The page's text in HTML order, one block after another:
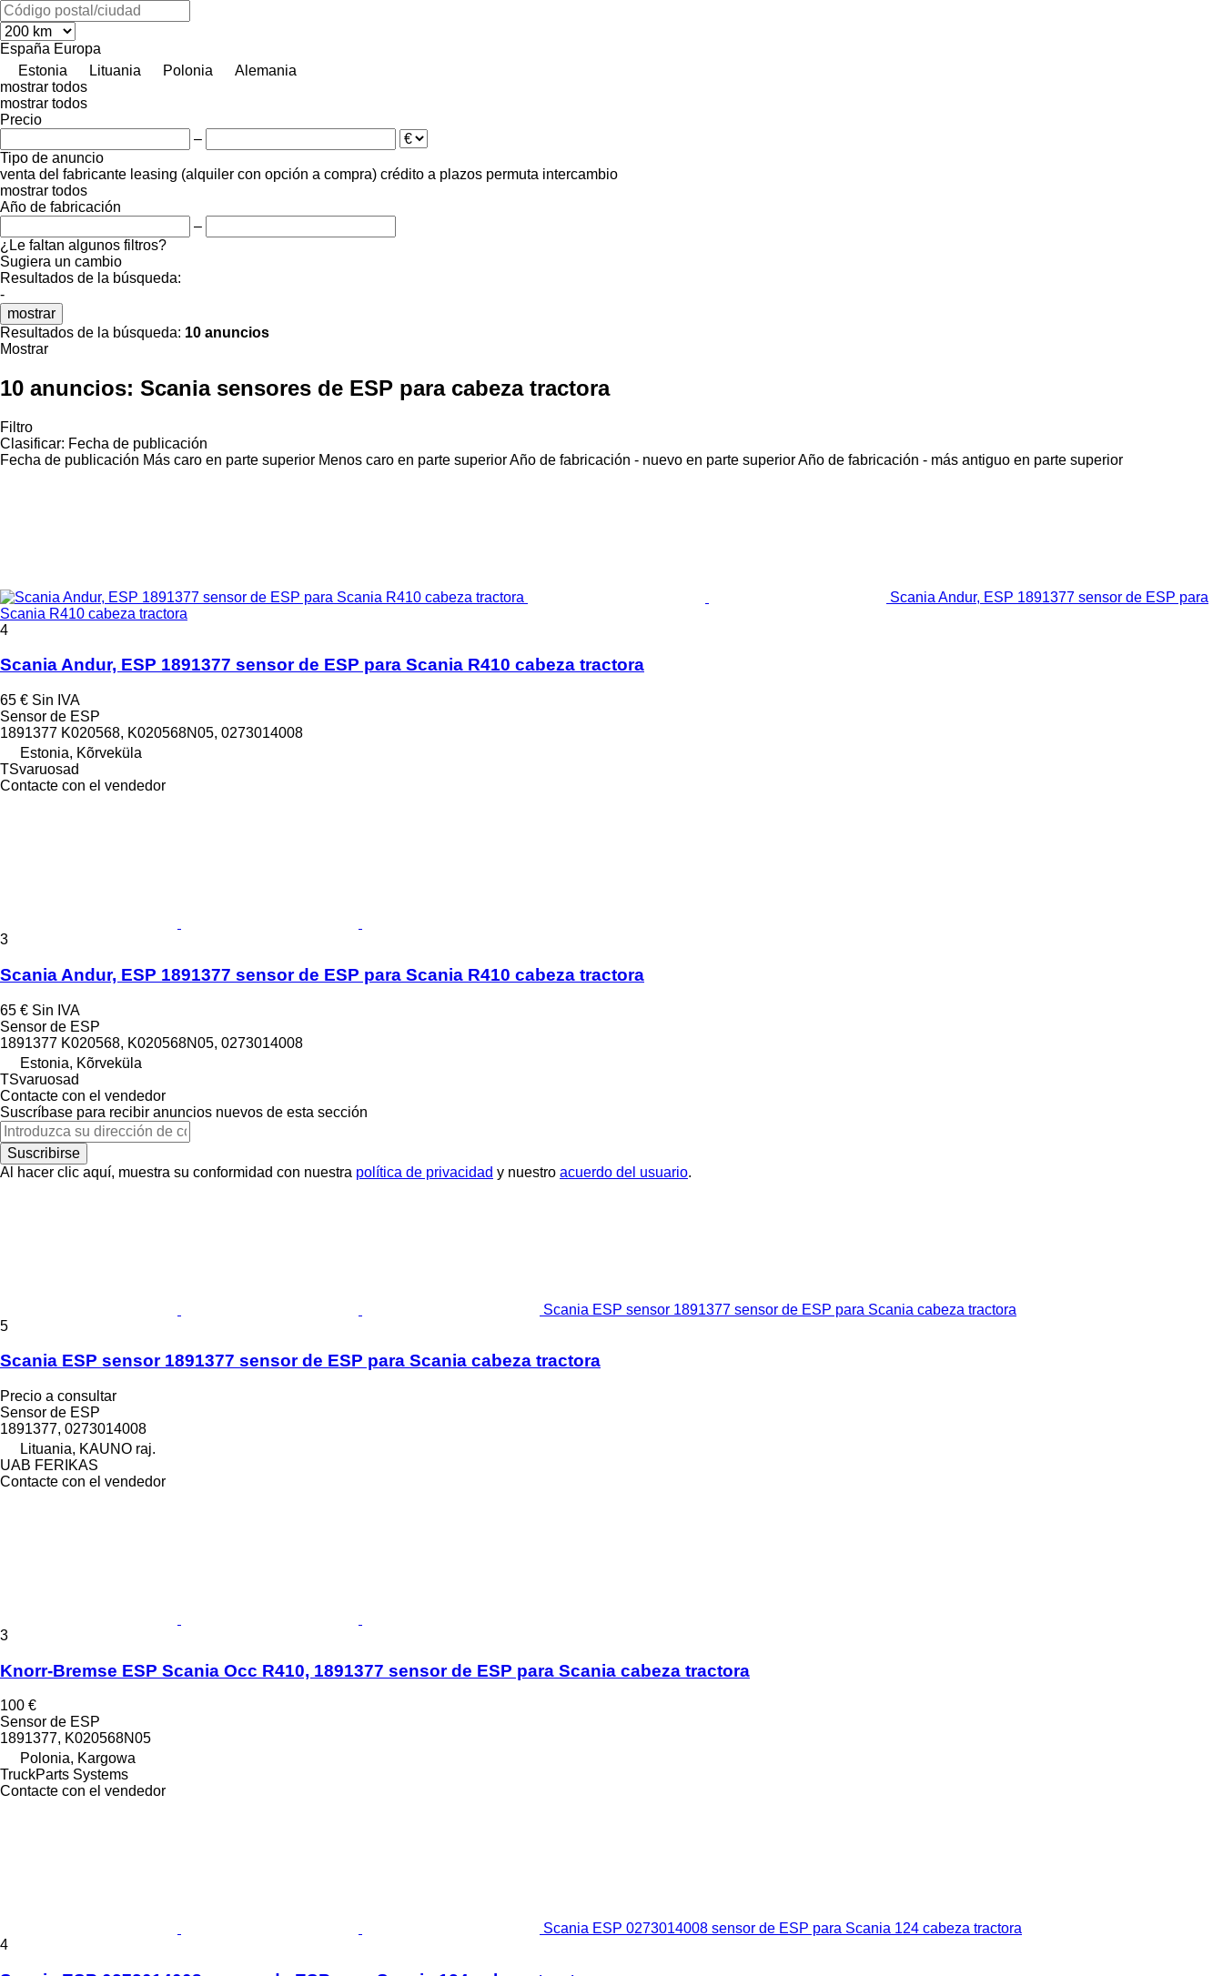
España Europa
Estonia
Lituania Polonia
Alemania
mostrar todos
mostrar todos
Precio
–
Tipo de anuncio
venta del fabricante leasing (alquiler con opción a compra) crédito a plazos permuta intercambio
mostrar todos
Año de fabricación
–
¿Le faltan algunos filtros?
Sugiera un cambio
Resultados de la búsqueda:
-
mostrar
Resultados de la búsqueda: 10 anuncios
Mostrar
10 anuncios: Scania sensores de ESP para cabeza tractora
Filtro
Clasificar: Fecha de publicación
Fecha de publicación Más caro en parte superior Menos caro en parte superiorAño de fabricación - nuevo en parte superiorAño de fabricación - más antiguo en parte superior
Scania Andur, ESP 1891377 sensor de ESP para
Scania R410 cabeza tractora
4
Scania Andur, ESP 1891377 sensor de ESP para Scania R410 cabeza tractora
65 € Sin IVA
Sensor de ESP
1891377 K020568, K020568N05, 0273014008
Estonia, Kõrveküla
TSvaruosad
Contacte con el vendedor
3
Scania Andur, ESP 1891377 sensor de ESP para Scania R410 cabeza tractora
65 € Sin IVA
Sensor de ESP
1891377 K020568, K020568N05, 0273014008
Estonia, Kõrveküla
TSvaruosad
Contacte con el vendedor
Suscríbase para recibir anuncios nuevos de esta sección
Suscribirse
Al hacer clic aquí, muestra su conformidad con nuestra política de privacidad y nuestro acuerdo del usuario.
Scania ESP sensor 1891377 sensor de ESP para Scania cabeza tractora
5
Scania ESP sensor 1891377 sensor de ESP para Scania cabeza tractora
Precio a consultar
Sensor de ESP
1891377, 0273014008
Lituania, KAUNO raj.
UAB FERIKAS
Contacte con el vendedor
3
Knorr-Bremse ESP Scania Occ R410, 1891377 sensor de ESP para Scania cabeza tractora
100 €
Sensor de ESP
1891377, K020568N05
Polonia, Kargowa
TruckParts Systems
Contacte con el vendedor
Scania ESP 0273014008 sensor de ESP para Scania 124 cabeza tractora
4